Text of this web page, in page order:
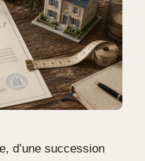
d’une succession